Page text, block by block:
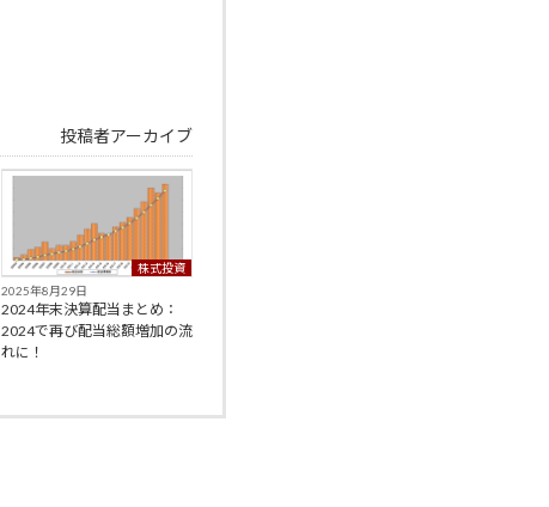
投稿者アーカイブ
株式投資
2025年8月29日
2024年末決算配当まとめ：
2024で再び配当総額増加の流
れに！